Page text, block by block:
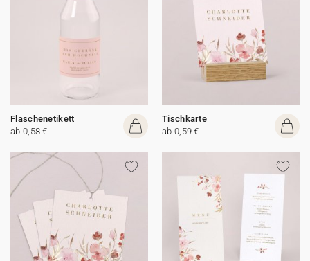
Flaschenetikett
ab 0,58 €
Tischkarte
ab 0,59 €